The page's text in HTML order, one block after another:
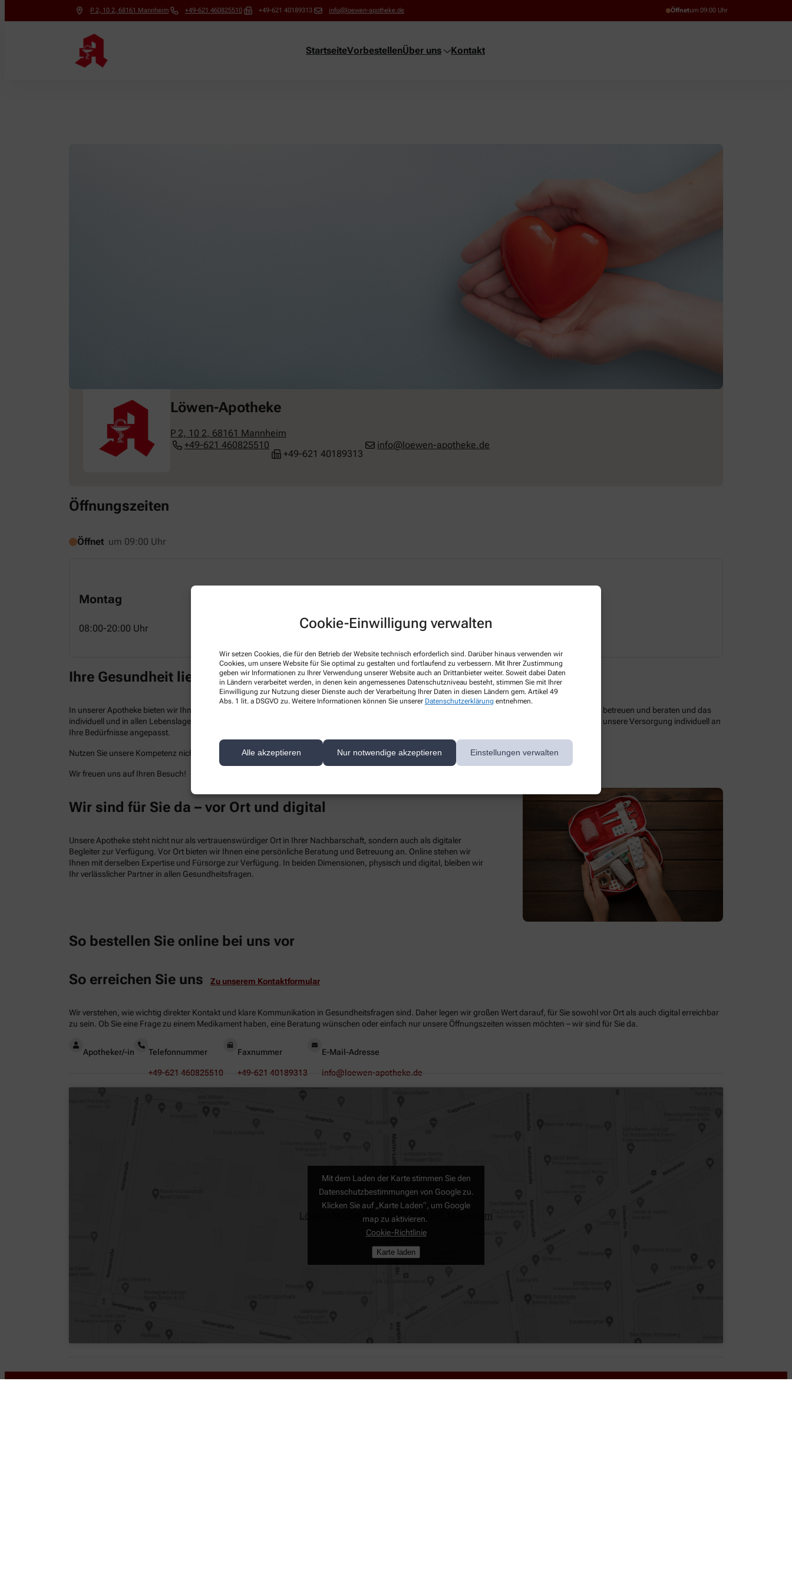
Cookie-Einwilligung verwalten
Wir setzen Cookies, die für den Betrieb der Website technisch erforderlich sind. Darüber hinaus verwenden wir
Cookies, um unsere Website für Sie optimal zu gestalten und fortlaufend zu verbessern. Mit Ihrer Zustimmung
geben wir Informationen zu Ihrer Verwendung unserer Website auch an Drittanbieter weiter. Soweit dabei Daten
in Ländern verarbeitet werden, in denen kein angemessenes Datenschutzniveau besteht, stimmen Sie mit Ihrer
Einwilligung zur Nutzung dieser Dienste auch der Verarbeitung Ihrer Daten in diesen Ländern gem. Artikel 49
Abs. 1 lit. a DSGVO zu. Weitere Informationen können Sie unserer Datenschutzerklärung entnehmen.
Alle akzeptieren Nur notwendige akzeptieren Einstellungen verwalten
P 2, 10 2, 68161 Mannheim +49-621 460825510 +49-621 40189313 info@loewen-apotheke.de Öffnetum 09:00 Uhr
StartseiteVorbestellenÜber uns Kontakt
Löwen-Apotheke
P 2, 10 2, 68161 Mannheim
+49-621 460825510
+49-621 40189313
info@loewen-apotheke.de
Öffnungszeiten
Öffnet um 09:00 Uhr
Montag
08:00-20:00 Uhr
Ihre Gesundheit liegt uns am Herzen!
In unserer Apotheke bieten wir Ihnen kompetenten Service rund um Ihre Gesundheit und Ihr Wohlbefinden. Unser Ziel ist es, Sie optimal zu versorgen, betreuen und beraten und das
individuell und in allen Lebenslagen. Neben einem breiten Leistungsspektrum, fachkundiger und persönlicher Beratung und umfassendem Service ist unsere Versorgung individuell an
Ihre Bedürfnisse angepasst.
Nutzen Sie unsere Kompetenz nicht nur vor Ort, sondern auch online. So sparen Sie doppelte Wege und profitieren von exklusiven Angeboten.
Wir freuen uns auf Ihren Besuch!
Wir sind für Sie da – vor Ort und digital
Unsere Apotheke steht nicht nur als vertrauenswürdiger Ort in Ihrer Nachbarschaft, sondern auch als digitaler
Begleiter zur Verfügung. Vor Ort bieten wir Ihnen eine persönliche Beratung und Betreuung an. Online stehen wir
Ihnen mit derselben Expertise und Fürsorge zur Verfügung. In beiden Dimensionen, physisch und digital, bleiben wir
Ihr verlässlicher Partner in allen Gesundheitsfragen.
So bestellen Sie online bei uns vor
So erreichen Sie uns Zu unserem Kontaktformular
Wir verstehen, wie wichtig direkter Kontakt und klare Kommunikation in Gesundheitsfragen sind. Daher legen wir großen Wert darauf, für Sie sowohl vor Ort als auch digital erreichbar
zu sein. Ob Sie eine Frage zu einem Medikament haben, eine Beratung wünschen oder einfach nur unsere Öffnungszeiten wissen möchten – wir sind für Sie da.
Apotheker/-in Telefonnummer
+49-621 460825510
Faxnummer
+49-621 40189313
E-Mail-Adresse
info@loewen-apotheke.de
Löwen-Apotheke, P 2, 10 2, 68161 Mannheim
Mit dem Laden der Karte stimmen Sie den
Datenschutzbestimmungen von Google zu.
Klicken Sie auf „Karte Laden“, um Google
map zu aktivieren.
Cookie-Richtlinie
Karte laden